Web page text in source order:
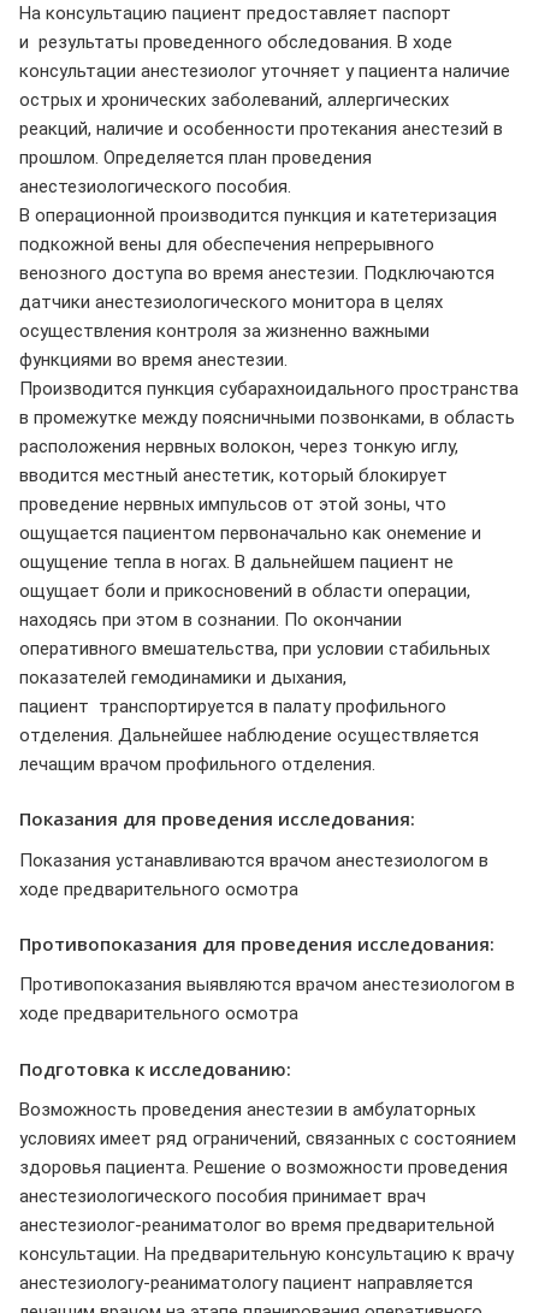
На консультацию пациент предоставляет паспорт
и результаты проведенного обследования. В ходе
консультации анестезиолог уточняет у пациента наличие
острых и хронических заболеваний, аллергических
реакций, наличие и особенности протекания анестезий в
прошлом. Определяется план проведения
анестезиологического пособия.
В операционной производится пункция и катетеризация
подкожной вены для обеспечения непрерывного
венозного доступа во время анестезии. Подключаются
датчики анестезиологического монитора в целях
осуществления контроля за жизненно важными
функциями во время анестезии.
Производится пункция субарахноидального пространства
в промежутке между поясничными позвонками, в область
расположения нервных волокон, через тонкую иглу,
вводится местный анестетик, который блокирует
проведение нервных импульсов от этой зоны, что
ощущается пациентом первоначально как онемение и
ощущение тепла в ногах. В дальнейшем пациент не
ощущает боли и прикосновений в области операции,
находясь при этом в сознании. По окончании
оперативного вмешательства, при условии стабильных
показателей гемодинамики и дыхания,
пациент транспортируется в палату профильного
отделения. Дальнейшее наблюдение осуществляется
лечащим врачом профильного отделения.
Показания для проведения исследования:
Показания устанавливаются врачом анестезиологом в
ходе предварительного осмотра
Противопоказания для проведения исследования:
Противопоказания выявляются врачом анестезиологом в
ходе предварительного осмотра
Подготовка к исследованию:
Возможность проведения анестезии в амбулаторных
условиях имеет ряд ограничений, связанных с состоянием
здоровья пациента. Решение о возможности проведения
анестезиологического пособия принимает врач
анестезиолог-реаниматолог во время предварительной
консультации. На предварительную консультацию к врачу
анестезиологу-реаниматологу пациент направляется